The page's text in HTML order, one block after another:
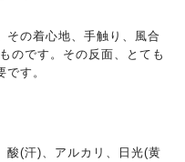
その着心地、手触り、風合
のです。その反面、とても
す。
酸(汗)、アルカリ、日光(黄